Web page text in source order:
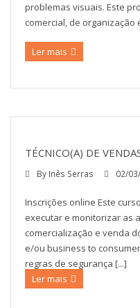
problemas visuais. Este
comercial, de
Ler mais
TÉCNICO(A) DE
By Inês Serras 02/
Inscrições online Este
executar e monitorizar as
comercialização e venda
e/ou business to
regras de segurança [...]
Ler mais